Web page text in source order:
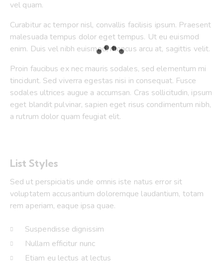
vel quam.
Curabitur ac tempor nisl, convallis facilisis ipsum. Praesent
malesuada tempus dolor eget tempus. Ut eu euismod
enim. Duis vel nibh euismod, rhoncus arcu at, sagittis velit.
Proin faucibus ex nec mauris sodales, sed elementum mi
tincidunt. Sed viverra egestas nisi in consequat. Fusce
sodales ultrices augue a accumsan. Cras sollicitudin, ipsum
eget blandit pulvinar, sapien eget risus condimentum nibh,
a rutrum dolor quam feugiat elit.
List Styles
Sed ut perspiciatis unde omnis iste natus error sit
voluptatem accusantium doloremque laudantium, totam
rem aperiam, eaque ipsa quae.
Suspendisse dignissim
Nullam efficitur nunc
Etiam eu lectus at lectus